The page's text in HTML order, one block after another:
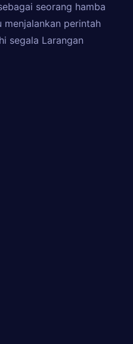
seorang hamba
menjalankan perintah
segala Larangan